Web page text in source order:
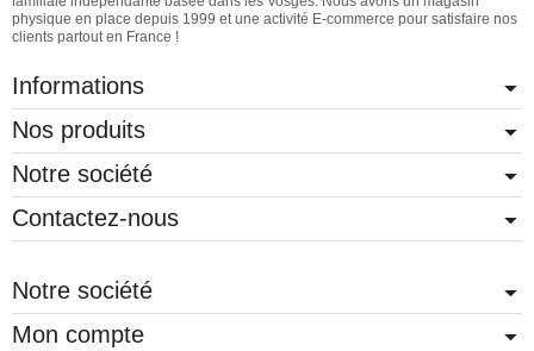
physique en place depuis 1999 et une activité E-commerce pour satisfaire nos
clients partout en France !
Informations
Nos produits
Notre société
Contactez-nous
Notre société
Mon compte